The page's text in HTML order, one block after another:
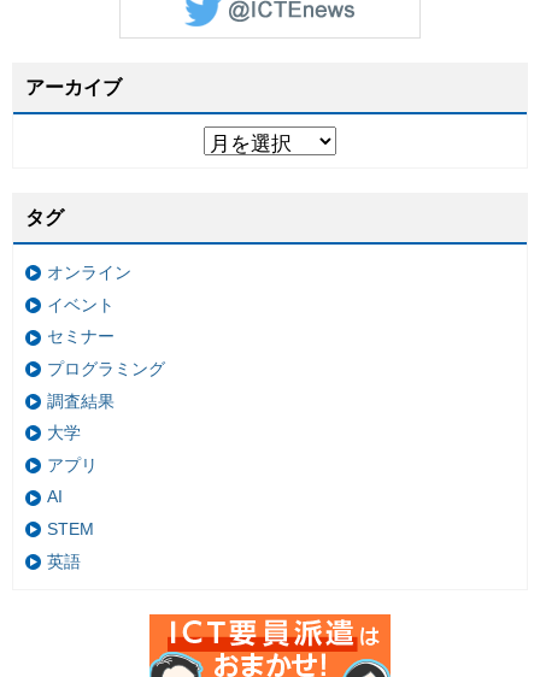
アーカイブ
タグ
オンライン
イベント
セミナー
プログラミング
調査結果
大学
アプリ
AI
STEM
英語